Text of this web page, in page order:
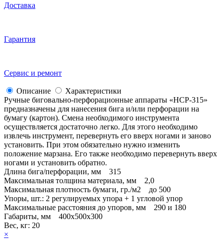
Доставка
Гарантия
Сервис и ремонт
Описание
Характеристики
Ручные биговально-перфорационные аппараты «HCP-315»
предназначены для нанесения бига и/или перфорации на
бумагу (картон). Смена необходимого инструмента
осуществляется достаточно легко. Для этого необходимо
извлечь инструмент, перевернуть его вверх ногами и заново
установить. При этом обязательно нужно изменить
положение марзана. Его также необходимо перевернуть вверх
ногами и установить обратно.
Длина бига/перфорации, мм 315
Максимальная толщина материала, мм 2,0
Максимальная плотность бумаги, гр./м2 до 500
Упоры, шт.: 2 регулируемых упора + 1 угловой упор
Максимальные расстояния до упоров, мм 290 и 180
Габариты, мм 400x500x300
Вес, кг: 20
×